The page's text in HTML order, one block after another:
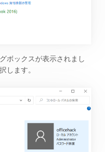
ボックスが表示されまし
します。